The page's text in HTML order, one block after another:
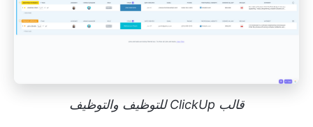
قالب ClickUp للتوظيف والتوظيف